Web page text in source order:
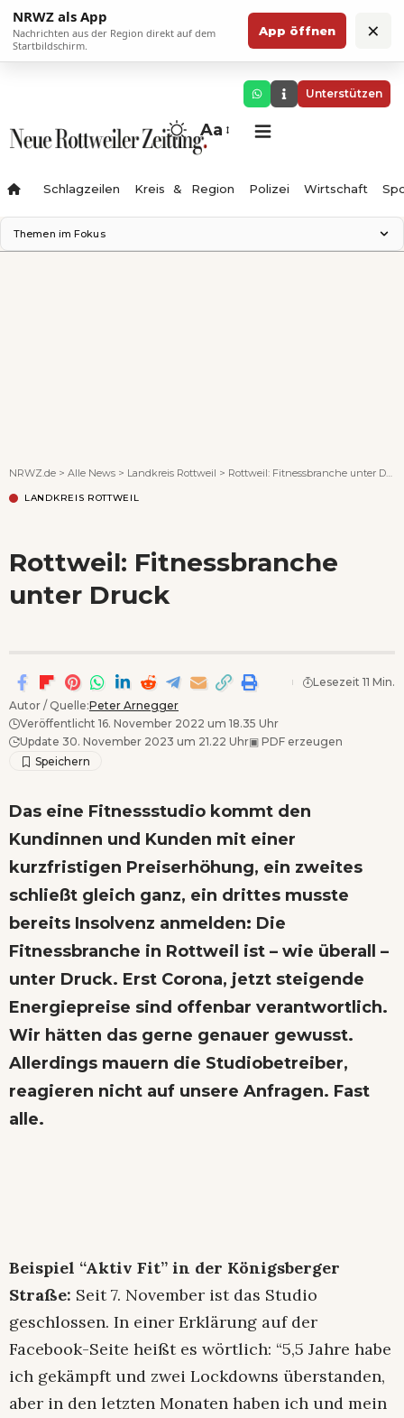
NRWZ als App
Nachrichten aus der Region direkt auf dem
Startbildschirm.
App öffnen ×
Unterstützen
Aa
Schlagzeilen Kreis & Region Polizei Wirtschaft
Themen im Fokus
NRWZ.de > Alle News > Landkreis Rottweil > Rottweil: Fitnessbranche unter Druck
LANDKREIS ROTTWEIL
Rottweil: Fitnessbranche
unter Druck
Autor / Quelle:Peter Arnegger
Veröffentlicht 16. November 2022 um 18.35 Uhr
Update 30. November 2023 um 21.22 Uhr▣ PDF erzeugen
Lesezeit 11 Min.
Das eine Fitnessstudio kommt den
Kundinnen und Kunden mit einer
kurzfristigen Preiserhöhung, ein zweites
schließt gleich ganz, ein drittes musste
bereits Insolvenz anmelden: Die
Fitnessbranche in Rottweil ist – wie überall –
unter Druck. Erst Corona, jetzt steigende
Energiepreise sind offenbar verantwortlich.
Wir hätten das gerne genauer gewusst.
Allerdings mauern die Studiobetreiber,
reagieren nicht auf unsere Anfragen. Fast
alle.
Beispiel “Aktiv Fit” in der Königsberger
Straße: Seit 7. November ist das Studio
geschlossen. In einer Erklärung auf der
Facebook-Seite heißt es wörtlich: “5,5 Jahre habe
ich gekämpft und zwei Lockdowns überstanden,
aber in den letzten Monaten haben ich und mein